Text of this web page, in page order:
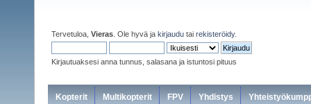
Tervetuloa, Vieras . Ole hyvä ja kirjaudu tai rekisteröidy.
Kirjautuaksesi anna tunnus, salasana ja istuntosi pituus
Kopterit Multikopterit FPV Yhdistys